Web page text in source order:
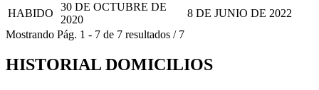
HABIDO
30 DE OCTUBRE DE
2020
8 DE JUNIO DE 2022
Mostrando Pág. 1 - 7 de 7 resultados / 7
HISTORIAL DOMICILIOS